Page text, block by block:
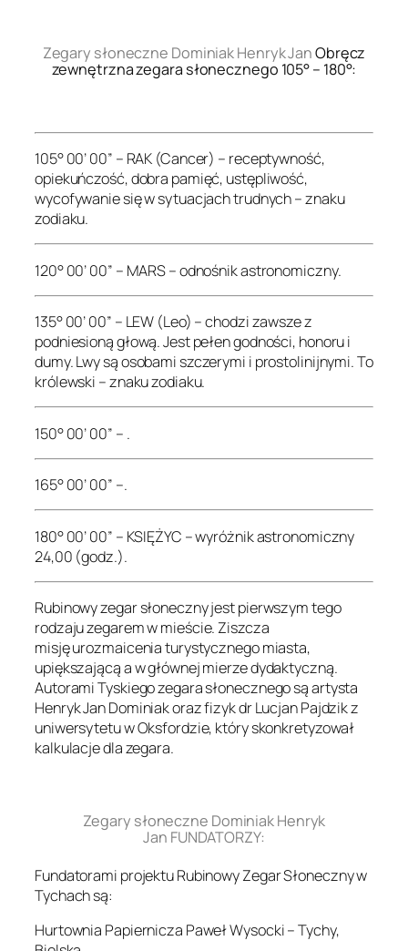
Zegary słoneczne Dominiak Henryk JanObręcz
zewnętrzna zegara słonecznego 105° – 180°:
105° 00’ 00” – RAK (Cancer) – receptywność,
opiekuńczość, dobra pamięć, ustępliwość,
wycofywanie się w sytuacjach trudnych – znaku
zodiaku.
120° 00’ 00” – MARS – odnośnik astronomiczny.
135° 00’ 00” – LEW (Leo) – chodzi zawsze z
podniesioną głową. Jest pełen godności, honoru i
dumy. Lwy są osobami szczerymi i prostolinijnymi. To
królewski – znaku zodiaku.
150° 00’ 00” – .
165° 00’ 00” –.
180° 00’ 00” – KSIĘŻYC – wyróżnik astronomiczny
24,00 (godz.).
Rubinowy zegar słoneczny jest pierwszym tego
rodzaju zegarem w mieście. Ziszcza
misję urozmaicenia turystycznego miasta,
upiększającą a w głównej mierze dydaktyczną.
Autorami Tyskiego zegara słonecznego są artysta
Henryk Jan Dominiak oraz fizyk dr Lucjan Pajdzik z
uniwersytetu w Oksfordzie, który skonkretyzował
kalkulacje dla zegara.
Zegary słoneczne Dominiak Henryk
Jan FUNDATORZY:
Fundatorami projektu Rubinowy Zegar Słoneczny w
Tychach są:
Hurtownia Papiernicza Paweł Wysocki – Tychy,